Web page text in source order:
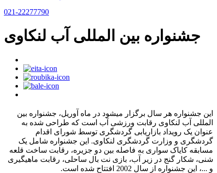
021-22277790
جشنواره بین المللی آب لنکاوی
این جشنواره هر سال برگزار میشود در ماه آوریل، جشنواره بین
المللی آب لنکاوی رقابت ورزشی آب است که طراحی شده به
عنوان یک رویداد بازاریابی گردشگری توسط شورای اقدام
گردشگری و وزارت گردشگری لنکاوی. این جشنواره شامل یک
مسابقه کایاک سواری به فاصله بین دو جزیره، رقابت ساخت قلعه
شنی، شکار گنج در زیر آب، بازی نت بال ساحلی، رقابت ماهیگیری
و ...، این جشنواره از سال 2002 افتتاح شده است.